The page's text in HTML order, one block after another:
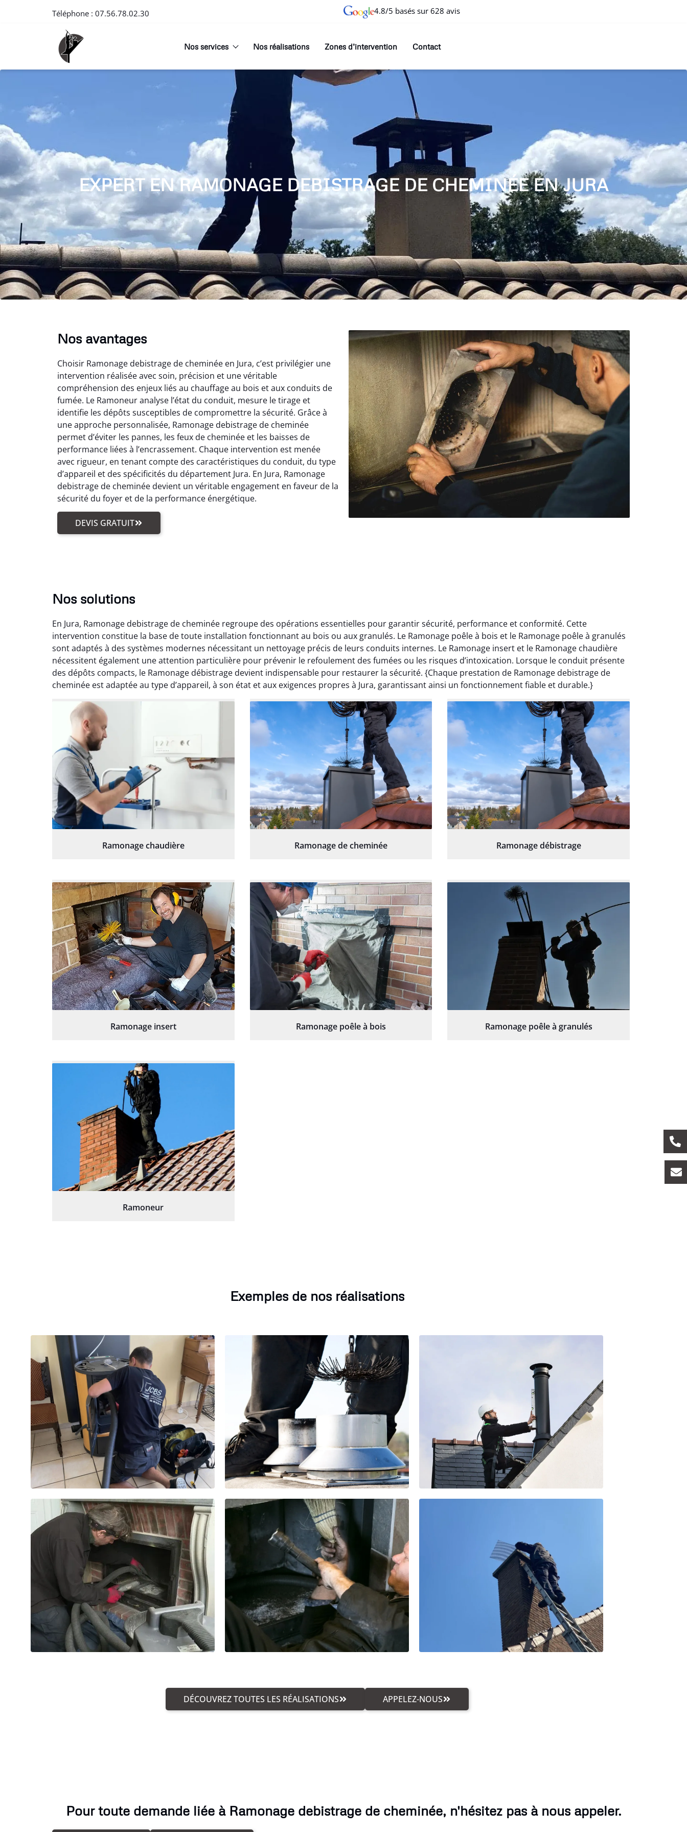
Téléphone : 07.56.78.02.30 4.8/5 basés sur 628 avis
Nos services Nos réalisations Zones d’intervention Contact
EXPERT EN RAMONAGE DEBISTRAGE DE CHEMINÉE EN JURA
Nos avantages
Choisir Ramonage debistrage de cheminée en Jura, c’est privilégier une
intervention réalisée avec soin, précision et une véritable
compréhension des enjeux liés au chauffage au bois et aux conduits de
fumée. Le Ramoneur analyse l’état du conduit, mesure le tirage et
identifie les dépôts susceptibles de compromettre la sécurité. Grâce à
une approche personnalisée, Ramonage debistrage de cheminée
permet d’éviter les pannes, les feux de cheminée et les baisses de
performance liées à l’encrassement. Chaque intervention est menée
avec rigueur, en tenant compte des caractéristiques du conduit, du type
d’appareil et des spécificités du département Jura. En Jura, Ramonage
debistrage de cheminée devient un véritable engagement en faveur de la
sécurité du foyer et de la performance énergétique.
DEVIS GRATUIT
Nos solutions
En Jura, Ramonage debistrage de cheminée regroupe des opérations essentielles pour garantir sécurité, performance et conformité. Cette
intervention constitue la base de toute installation fonctionnant au bois ou aux granulés. Le Ramonage poêle à bois et le Ramonage poêle à granulés
sont adaptés à des systèmes modernes nécessitant un nettoyage précis de leurs conduits internes. Le Ramonage insert et le Ramonage chaudière
nécessitent également une attention particulière pour prévenir le refoulement des fumées ou les risques d’intoxication. Lorsque le conduit présente
des dépôts compacts, le Ramonage débistrage devient indispensable pour restaurer la sécurité. {Chaque prestation de Ramonage debistrage de
cheminée est adaptée au type d’appareil, à son état et aux exigences propres à Jura, garantissant ainsi un fonctionnement fiable et durable.}
Ramonage chaudière Ramonage de cheminée Ramonage débistrage
Ramonage insert Ramonage poêle à bois Ramonage poêle à granulés
Ramoneur
Exemples de nos réalisations
DÉCOUVREZ TOUTES LES RÉALISATIONS APPELEZ-NOUS
Pour toute demande liée à Ramonage debistrage de cheminée, n'hésitez pas à nous appeler.